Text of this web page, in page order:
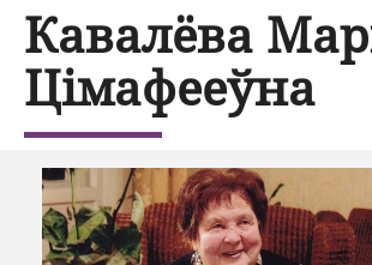
Кавалёва
Цімафееўна